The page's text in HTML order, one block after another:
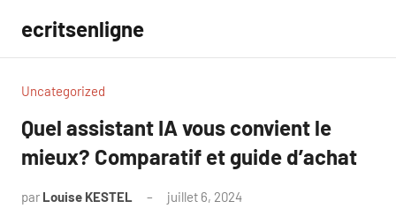
contenu
ecritsenligne
Uncategorized
Quel assistant IA vous convient le
mieux? Comparatif et guide d’achat
par Louise KESTEL juillet 6, 2024